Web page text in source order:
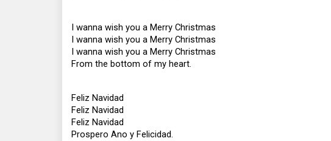
I wanna wish you a Merry Christmas
I wanna wish you a Merry Christmas
I wanna wish you a Merry Christmas
From the bottom of my heart.
Feliz Navidad
Feliz Navidad
Feliz Navidad
Prospero Ano y Felicidad.